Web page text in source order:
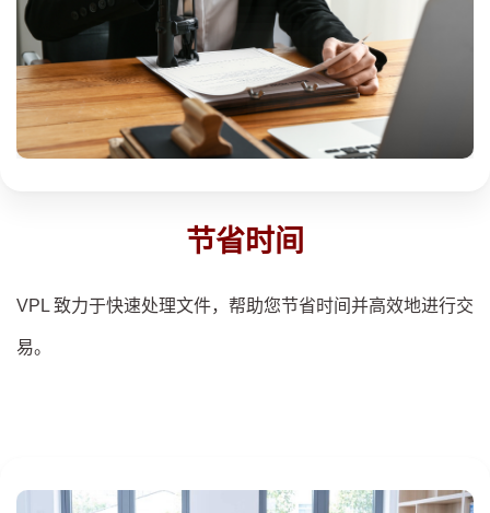
节省时间
VPL 致力于快速处理文件，帮助您节省时间并高效地进行交
易。